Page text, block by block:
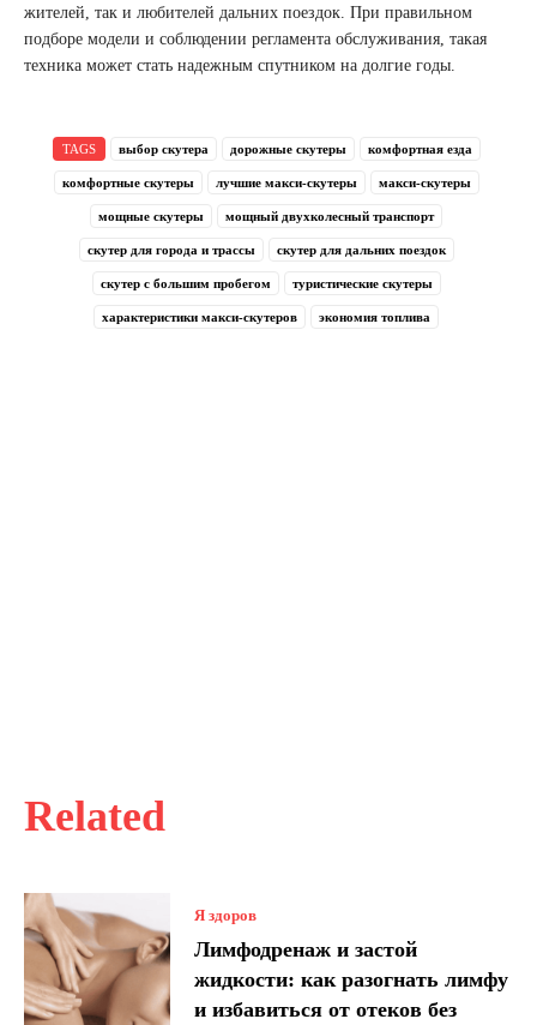
Related
Я здоров
Лимфодренаж и застой
жидкости: как разогнать лимфу
и избавиться от отеков без
жителей, так и любителей дальних поездок. При правильном
подборе модели и соблюдении регламента обслуживания, такая
техника может стать надежным спутником на долгие годы.
TAGS выбор скутера дорожные скутеры комфортная езда
комфортные скутеры лучшие макси-скутеры макси-скутеры
мощные скутеры мощный двухколесный транспорт
скутер для города и трассы скутер для дальних поездок
скутер с большим пробегом туристические скутеры
характеристики макси-скутеров экономия топлива